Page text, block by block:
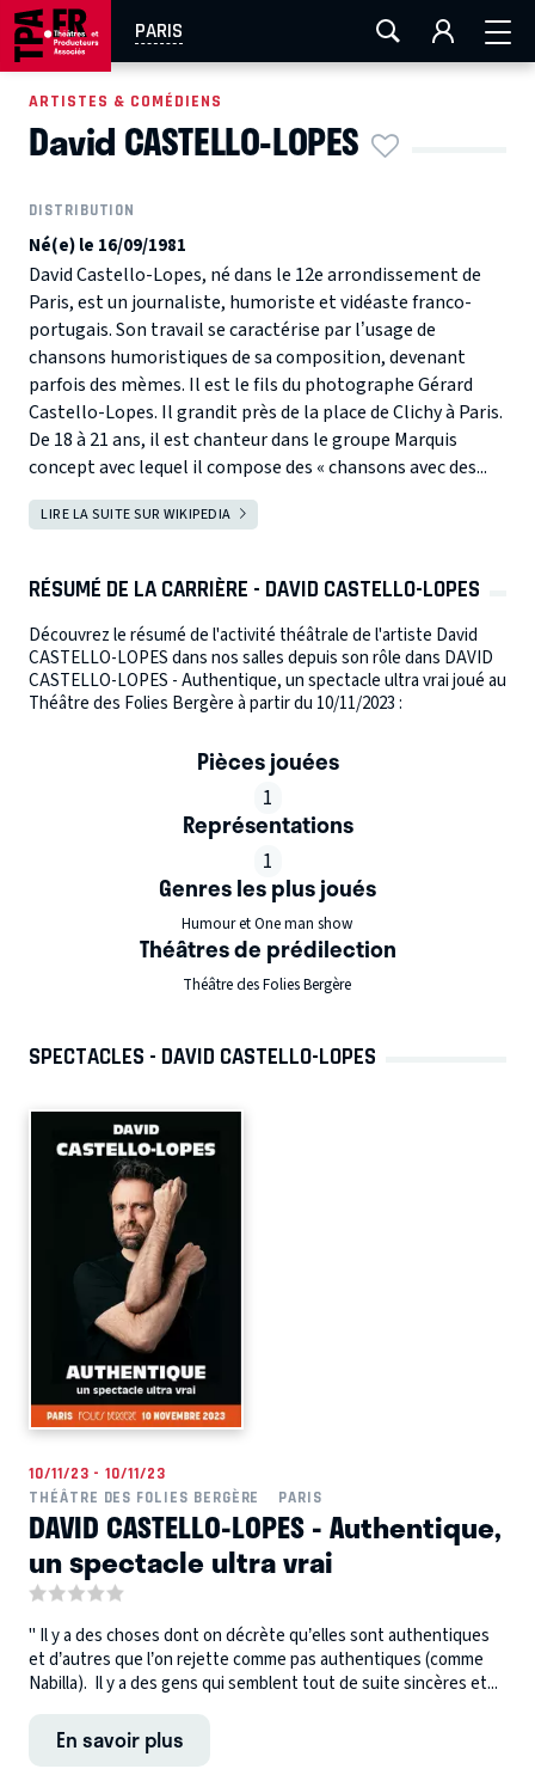
PARIS
AIX-MARSEILLE LA ROCHELLE
EN TOURNÉE
ARTISTES & COMÉDIENS
David CASTELLO-LOPES
DISTRIBUTION
Né(e) le 16/09/1981
David Castello-Lopes, né dans le 12e arrondissement de
Paris, est un journaliste, humoriste et vidéaste franco-
portugais. Son travail se caractérise par l’usage de
chansons humoristiques de sa composition, devenant
parfois des mèmes. Il est le fils du photographe Gérard
Castello-Lopes. Il grandit près de la place de Clichy à Paris.
De 18 à 21 ans, il est chanteur dans le groupe Marquis
concept avec lequel il compose des « chansons avec des...
LIRE LA SUITE SUR WIKIPEDIA
RÉSUMÉ DE LA CARRIÈRE - DAVID CASTELLO-LOPES
Découvrez le résumé de l'activité théâtrale de l'artiste David
CASTELLO-LOPES dans nos salles depuis son rôle dans DAVID
CASTELLO-LOPES - Authentique, un spectacle ultra vrai joué au
Théâtre des Folies Bergère à partir du 10/11/2023 :
Pièces jouées
1
Représentations
1
Genres les plus joués
Humour et One man show
Théâtres de prédilection
Théâtre des Folies Bergère
SPECTACLES - DAVID CASTELLO-LOPES
10/11/23 - 10/11/23
THÉÂTRE DES FOLIES BERGÈRE
PARIS
DAVID CASTELLO-LOPES - Authentique,
un spectacle ultra vrai
" Il y a des choses dont on décrète qu’elles sont authentiques
et d’autres que l’on rejette comme pas authentiques (comme
Nabilla). Il y a des gens qui semblent tout de suite sincères et...
En savoir plus